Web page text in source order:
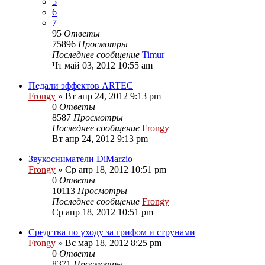
6
7
95 Ответы
75896 Просмотры
Последнее сообщение Timur
Чт май 03, 2012 10:55 am
Педали эффектов ARTEC
Frongy » Вт апр 24, 2012 9:13 pm
0 Ответы
8587 Просмотры
Последнее сообщение Frongy
Вт апр 24, 2012 9:13 pm
Звукосниматели DiMarzio
Frongy » Ср апр 18, 2012 10:51 pm
0 Ответы
10113 Просмотры
Последнее сообщение Frongy
Ср апр 18, 2012 10:51 pm
Средства по уходу за грифом и струнами
Frongy » Вс мар 18, 2012 8:25 pm
0 Ответы